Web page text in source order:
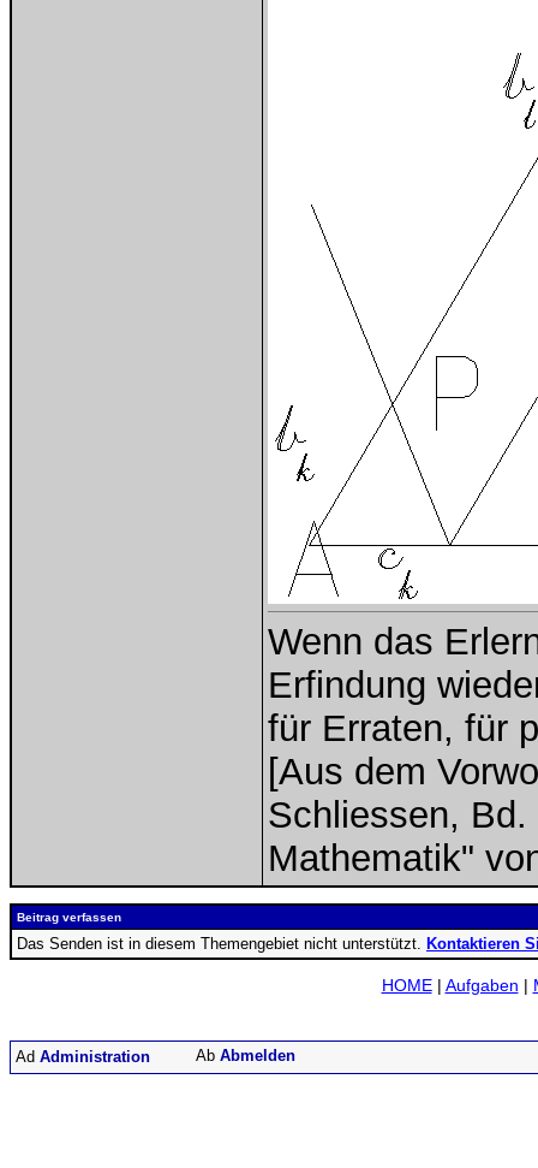
Wenn das
Erfindung
für Erraten, für
[Aus dem
Schliessen,
Mathematik"
Beitrag verfassen
Das Senden ist in diesem Themengebiet nicht unterstützt. Kontaktieren
HOME| Aufgaben |
Administration Abmelden